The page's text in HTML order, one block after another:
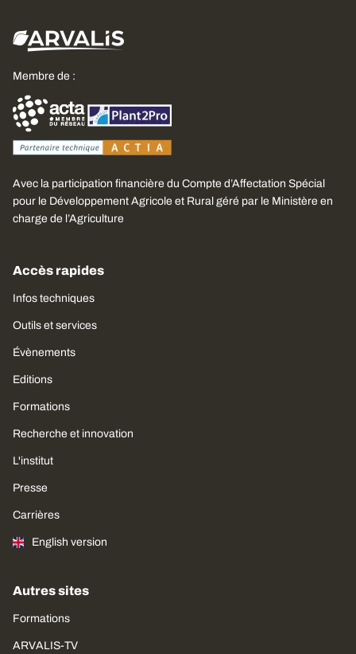
Membre de :
Avec la participation financière du Compte d’Affectation Spécial
pour le Développement Agricole et Rural géré par le Ministère en
charge de l’Agriculture
Accès rapides
Infos techniques
Outils et services
Évènements
Editions
Formations
Recherche et innovation
L'institut
Presse
Carrières
English version
Autres sites
Formations
ARVALIS-TV